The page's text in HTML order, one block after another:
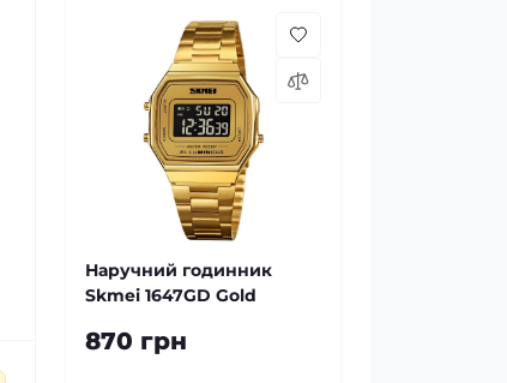
Наручний годинник
Skmei 1647GD Gold
870 грн